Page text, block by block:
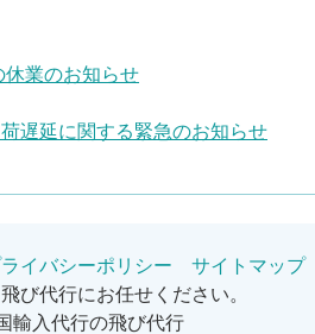
休業のお知らせ
遅延に関する緊急のお知らせ
イバシーポリシー
サイトマップ
び代行にお任せください。
輸入代行の飛び代行